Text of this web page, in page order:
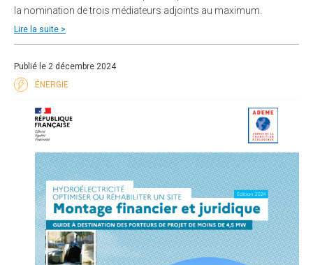
la nomination de trois médiateurs adjoints au maximum.
Lire la suite >
Publié le 2 décembre 2024
ÉNERGIE